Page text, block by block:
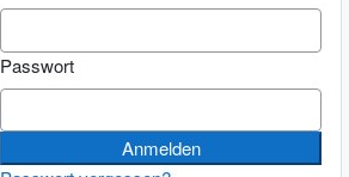
Passwort